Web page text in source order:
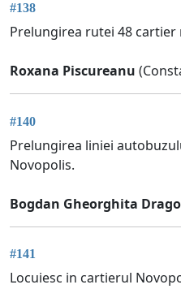
#138
Prelungirea rutei 48 cartier
Roxana Piscureanu
#140
Prelungirea liniei
Novopolis.
Bogdan Gheorghita
#141
Locuiesc in cartierul